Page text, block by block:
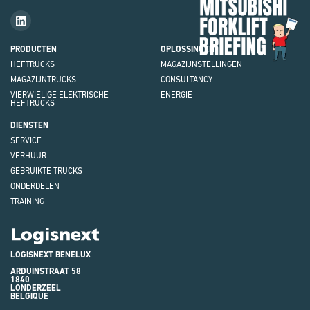
PRODUCTEN
HEFTRUCKS
MAGAZIJNTRUCKS
VIERWIELIGE ELEKTRISCHE
HEFTRUCKS
OPLOSSINGEN
MAGAZIJNSTELLINGEN
CONSULTANCY
ENERGIE
DIENSTEN
SERVICE
VERHUUR
GEBRUIKTE TRUCKS
ONDERDELEN
TRAINING
LOGISNEXT BENELUX
ARDUINSTRAAT 58
1840
LONDERZEEL
BELGIQUE